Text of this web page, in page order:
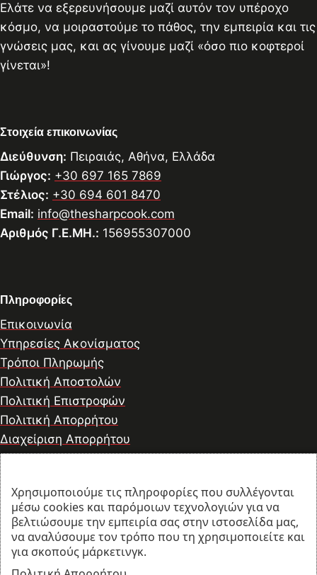
Ελάτε να εξερευνήσουμε μαζί αυτόν τον υπέροχο
κόσμο, να μοιραστούμε το πάθος, την εμπειρία και τις
γνώσεις μας, και ας γίνουμε μαζί «όσο πιο κοφτεροί
γίνεται»!
Στοιχεία επικοινωνίας
Διεύθυνση: Πειραιάς, Αθήνα, Ελλάδα
Γιώργος: +30 697 165 7869
Στέλιος: +30 694 601 8470
Email: info@thesharpcook.com
Αριθμός Γ.Ε.ΜΗ.: 156955307000
Πληροφορίες
Επικοινωνία
Υπηρεσίες Ακονίσματος
Τρόποι Πληρωμής
Πολιτική Αποστολών
Πολιτική Επιστροφών
Πολιτική Απορρήτου
Διαχείριση Απορρήτου
© 2026 thesharpcook.com | Design & Hosting by
w3specialists.com
Χρησιμοποιούμε τις πληροφορίες που συλλέγονται
μέσω cookies και παρόμοιων τεχνολογιών για να
βελτιώσουμε την εμπειρία σας στην ιστοσελίδα μας,
να αναλύσουμε τον τρόπο που τη χρησιμοποιείτε και
για σκοπούς μάρκετινγκ.